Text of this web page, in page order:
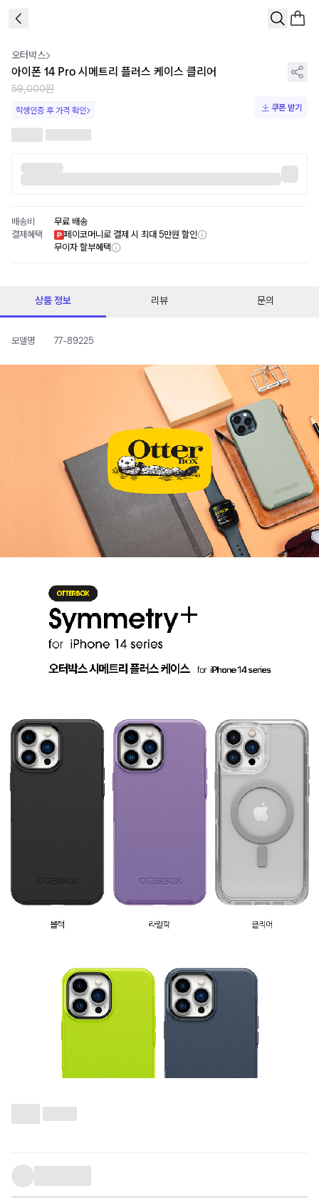
오터박스
아이폰 14 Pro 시메트리 플러스 케이스 클리어
59,000원
학생인증 후 가격 확인 쿠폰 받기
배송비
무료 배송
결제혜택
페이코머니로 결제 시 최대 5만원 할인
무이자 할부혜택
상품 정보 리뷰 문의
모델명 77-89225